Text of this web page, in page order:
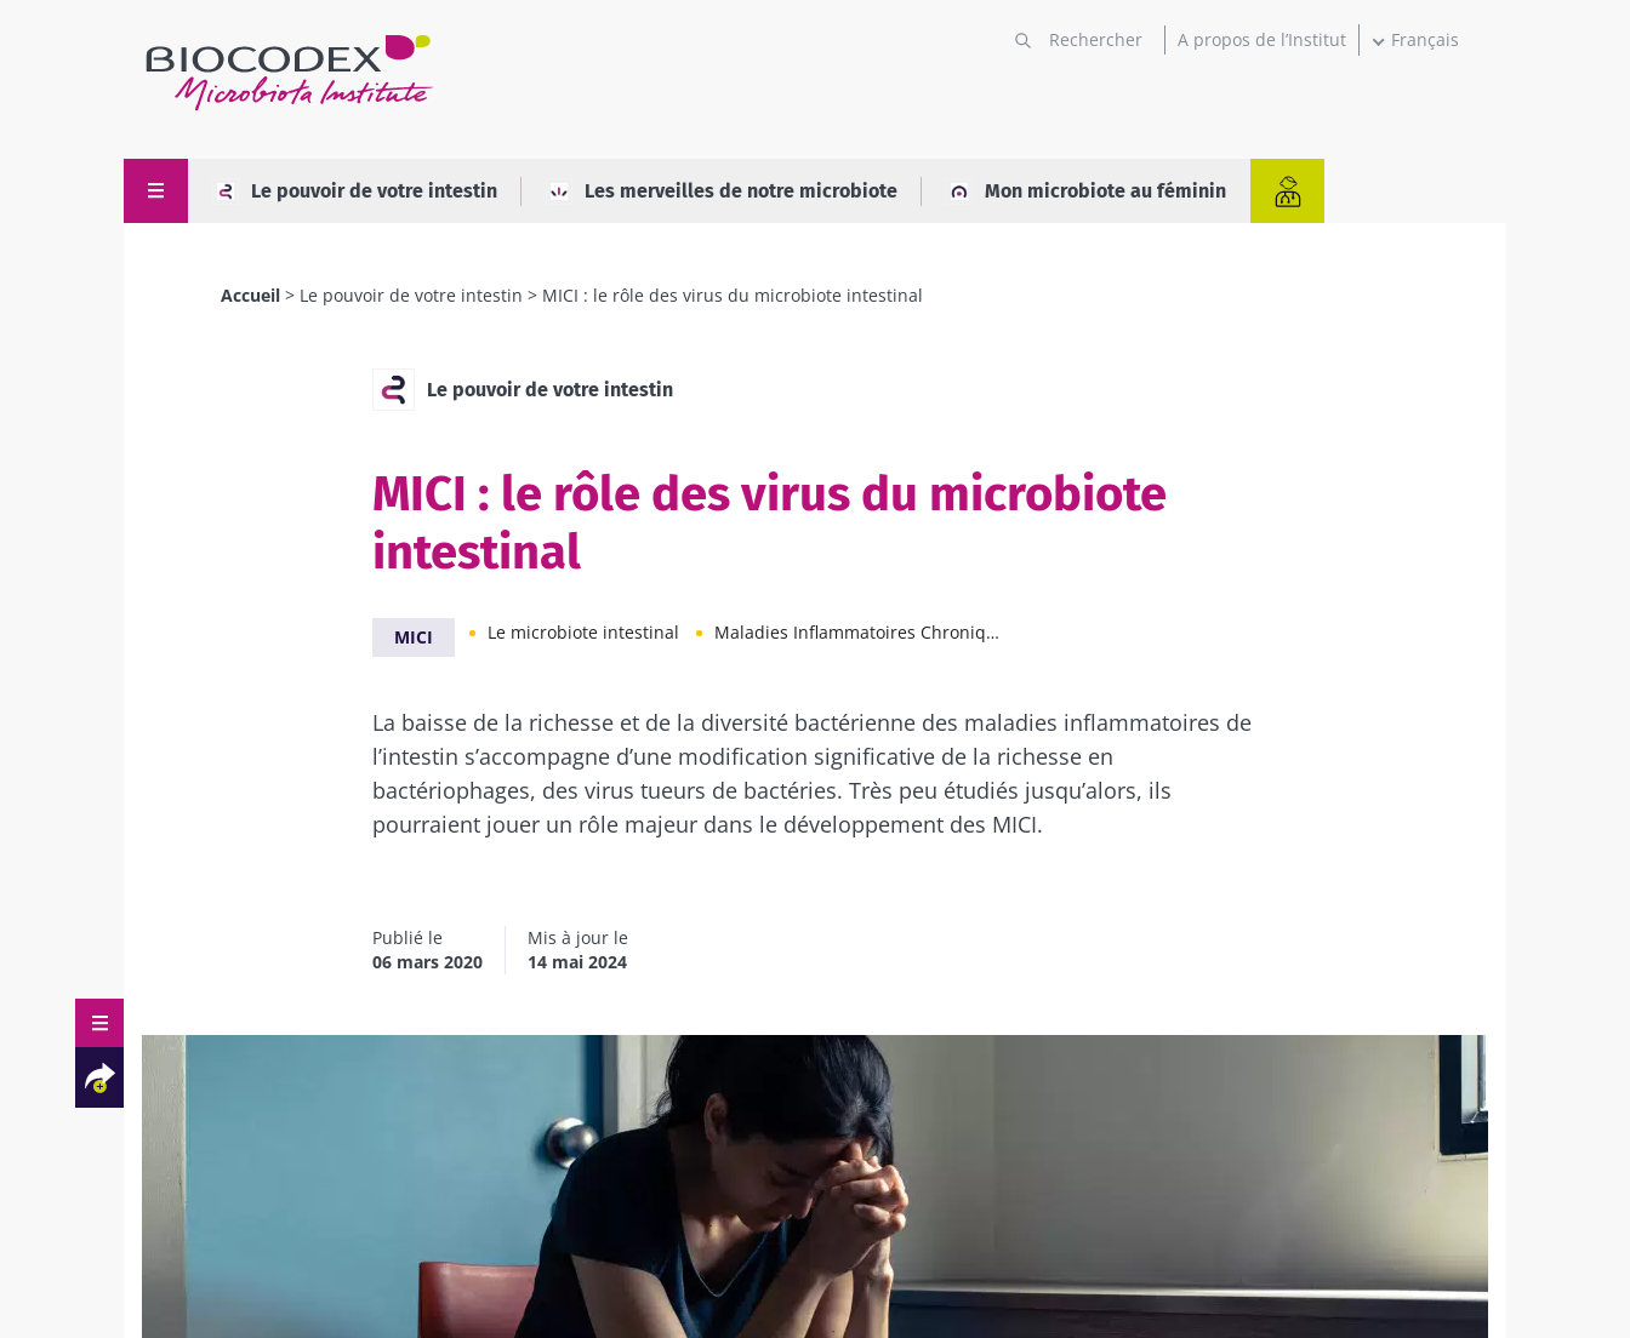
A propos de l’Institut Français
Le pouvoir de votre intestin Les merveilles de notre microbiote Mon microbiote au féminin
Accueil Le pouvoir de votre intestin MICI : le rôle des virus du microbiote intestinal
Le pouvoir de votre intestin
MICI : le rôle des virus du microbiote
intestinal
MICI Le microbiote intestinal Maladies Inflammatoires Chroniques de l’Intestin
La baisse de la richesse et de la diversité bactérienne des maladies inflammatoires de
l’intestin s’accompagne d’une modification significative de la richesse en
bactériophages, des virus tueurs de bactéries. Très peu étudiés jusqu’alors, ils
pourraient jouer un rôle majeur dans le développement des MICI.
Publié le
06 mars 2020
Mis à jour le
14 mai 2024